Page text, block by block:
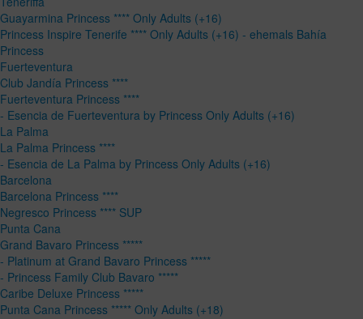
Guayarmina Princess **** Only Adults (+16)
Princess Inspire Tenerife **** Only Adults (+16) - ehemals Bahía
Princess
Fuerteventura
Club Jandía Princess ****
Fuerteventura Princess ****
- Esencia de Fuerteventura by Princess Only Adults (+16)
La Palma
La Palma Princess ****
- Esencia de La Palma by Princess Only Adults (+16)
Barcelona
Barcelona Princess ****
Negresco Princess **** SUP
Punta Cana
Grand Bavaro Princess *****
- Platinum at Grand Bavaro Princess *****
- Princess Family Club Bavaro *****
Caribe Deluxe Princess *****
Punta Cana Princess ***** Only Adults (+18)